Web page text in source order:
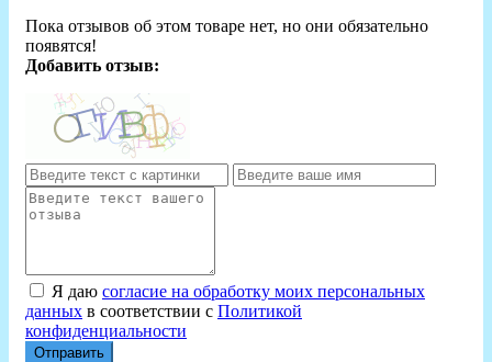
Пока отзывов об этом товаре нет, но они обязательно
появятся!
Добавить отзыв:
Я даю согласие на обработку моих персональных
данных в соответствии с Политикой
конфиденциальности
Отправить